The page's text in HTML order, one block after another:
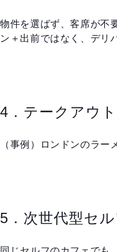
物件を選ばず、客席が不
ン＋出前ではなく、デリ
4．テークアウ
（事例）ロンドンのラー
5．次世代型セ